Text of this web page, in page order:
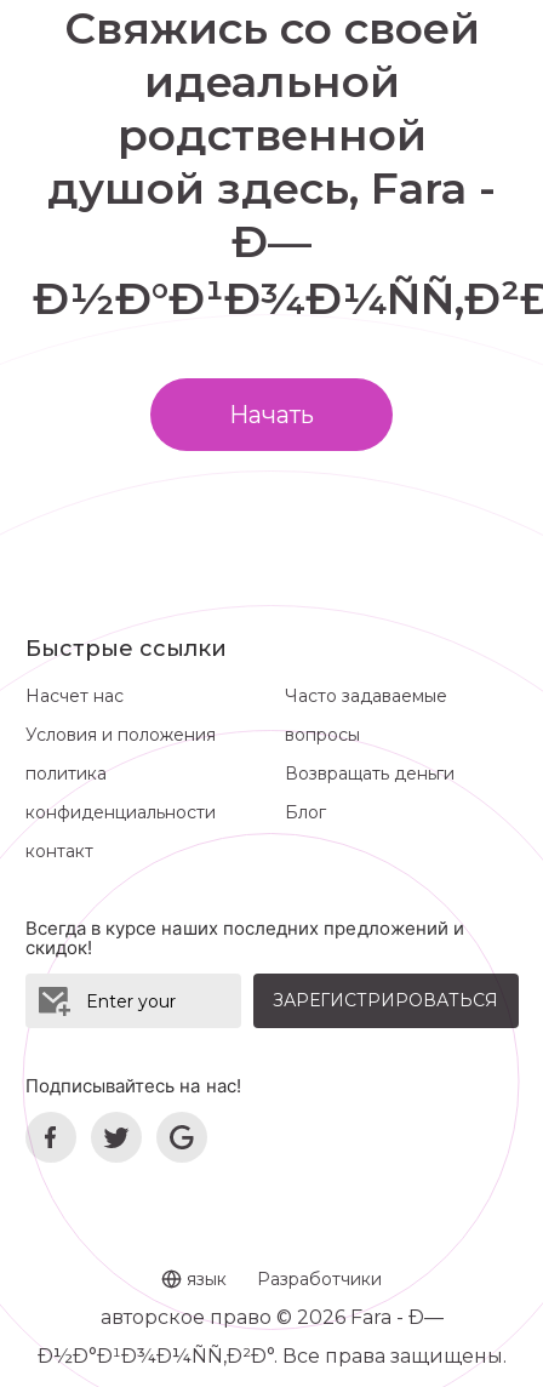
Свяжись со своей
идеальной
родственной
душой здесь, Fara -
Ð—
Начать
Быстрые ссылки
Насчет нас
Условия и положения
политика
конфиденциальности
контакт
Часто задаваемые
вопросы
Возвращать деньги
Блог
Всегда в курсе наших последних предложений и
скидок!
ЗАРЕГИСТРИРОВАТЬСЯ
Подписывайтесь на нас!
язык Разработчики
авторское право © 2026 Fara - Ð—
Ð½Ð°Ð¹Ð¾Ð¼ÑÑ‚Ð²Ð°. Все права защищены.